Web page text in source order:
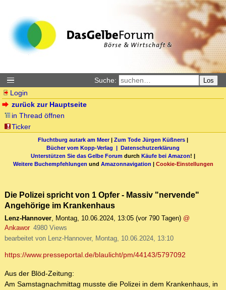
Suche: Los
Login
zurück zur Hauptseite
in Thread öffnen
Ticker
Fluchtburg autark am Meer| Zum Tode Jürgen Küßners |
Bücher vom Kopp-Verlag | Datenschutzerklärung
Unterstützen Sie das Gelbe Forum durch Käufe bei Amazon! |
Weitere Buchempfehlungen und Amazonnavigation | Cookie-Einstellungen
Die Polizei spricht von 1 Opfer - Massiv "nervende"
Angehörige im Krankenhaus
Lenz-Hannover, Montag, 10.06.2024, 13:05 (vor 790 Tagen) @
Ankawor 4980 Views
bearbeitet von Lenz-Hannover, Montag, 10.06.2024, 13:10
https://www.presseportal.de/blaulicht/pm/44143/5797092
Aus der Blöd-Zeitung:
Am Samstagnachmittag musste die Polizei in dem Krankenhaus, in